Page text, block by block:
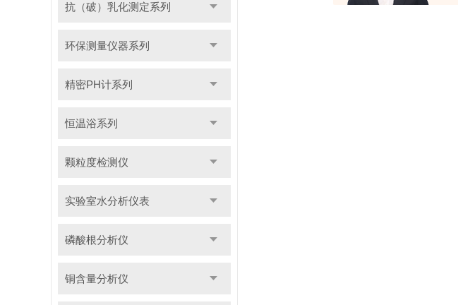
抗（破）乳化测定系列
环保测量仪器系列
精密PH计系列
恒温浴系列
颗粒度检测仪
实验室水分析仪表
磷酸根分析仪
铜含量分析仪